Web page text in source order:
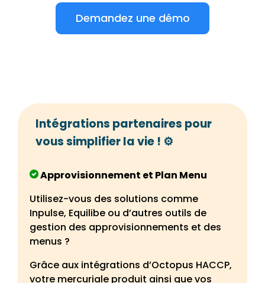
Demandez une démo
Intégrations partenaires pour
vous simplifier la vie ! ⚙️
Approvisionnement et Plan Menu
Utilisez-vous des solutions comme
Inpulse, Equilibe ou d’autres outils de
gestion des approvisionnements et des
menus ?
Grâce aux intégrations d’Octopus HACCP,
votre mercuriale produit ainsi que vos